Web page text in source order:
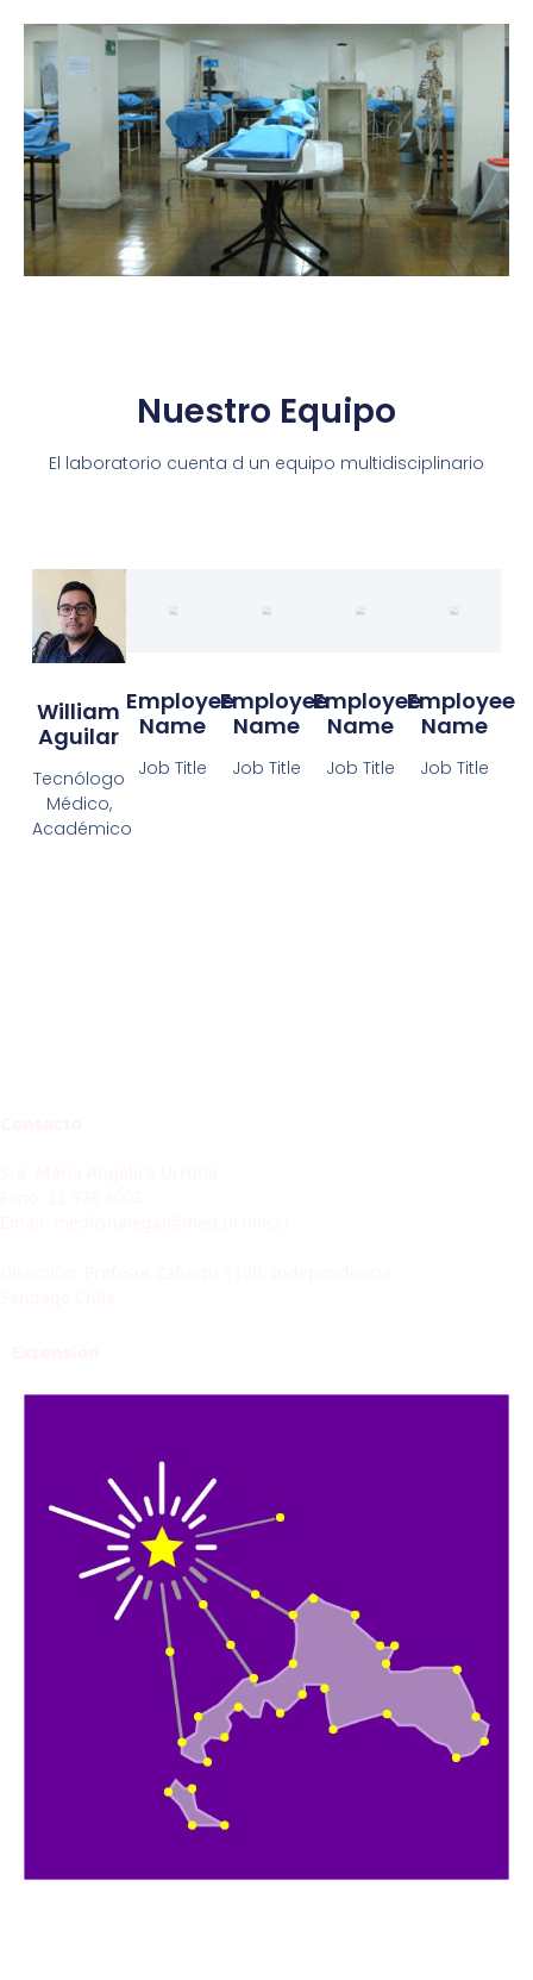
Nuestro Equipo
El laboratorio cuenta d un equipo multidisciplinario
William
Aguilar
Tecnólogo
Médico,
Académico
Employee
Name
Job Title
Employee
Name
Job Title
Employee
Name
Job Title
Employee
Name
Job Title